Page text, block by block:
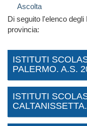
Ascolta
Di seguito l'elenco
provincia:
ISTITUTI
PALERMO. A.S.
ISTITUTI